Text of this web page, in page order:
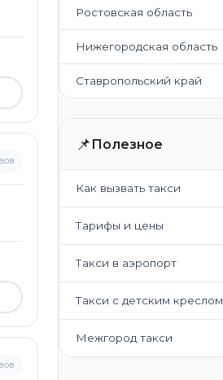
Ростовская область
Нижегородская область
Ставропольский край
📌 Полезное
Как вызвать такси
Тарифы и цены
Такси в аэропорт
Такси с детским креслом
Межгород такси